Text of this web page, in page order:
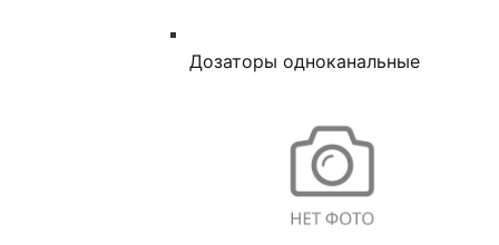
Дозаторы одноканальные